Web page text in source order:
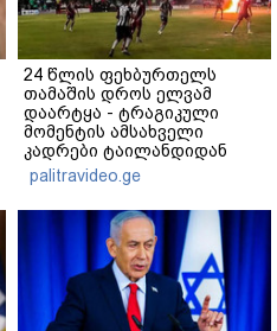
24 წლის ფეხბურთელს
თამაშის დროს ელვამ
დაარტყა - ტრაგიკული
მომენტის ამსახველი
კადრები ტაილანდიდან
მედიაში ვრცელდება
palitravideo.ge